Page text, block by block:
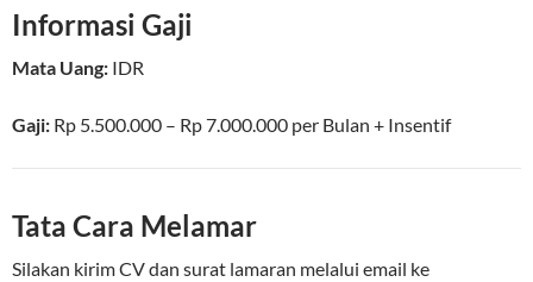
Informasi Gaji
Mata Uang: IDR
Gaji: Rp 5.500.000 – Rp 7.000.000 per Bulan + Insentif
Tata Cara Melamar
Silakan kirim CV dan surat lamaran melalui email ke